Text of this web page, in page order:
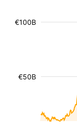
€50B
€100B